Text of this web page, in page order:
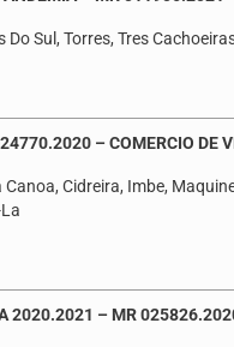
Sul, Torres, Tres
– COMERCIO DE
Canoa, Cidreira, Imbe,
2020.2021 – MR